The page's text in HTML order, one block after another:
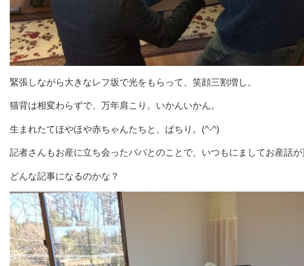
緊張しながら大きなレフ坂で光をもらって、笑顔三割増し。
猫背は相変わらずで、万年肩こり。いかんいかん。
生まれたてほやほや赤ちゃんたちと、ぱちり。(^-^)
記者さんもお産に立ち会ったパパとのことで、いつもにましてお産話が
どんな記事になるのかな？